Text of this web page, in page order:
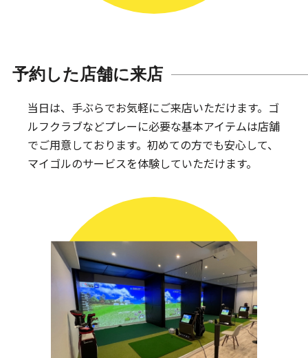
予約した店舗に来店
当日は、手ぶらでお気軽にご来店いただけます。 ゴ
ルフクラブなどプレーに必要な基本アイテムは店舗
でご用意しております。初めての方でも安心して、
マイゴルのサービスを体験していただけます。